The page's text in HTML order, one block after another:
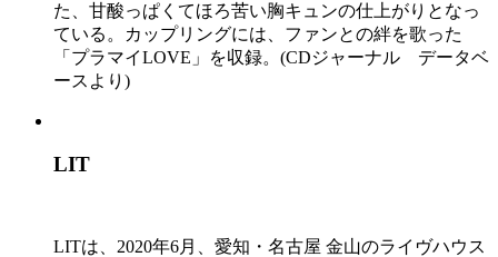
た、甘酸っぱくてほろ苦い胸キュンの仕上がりとなっ
ている。カップリングには、ファンとの絆を歌った
「プラマイLOVE」を収録。(CDジャーナル データベ
ースより)
LIT
LITは、2020年6月、愛知・名古屋 金山のライヴハウス